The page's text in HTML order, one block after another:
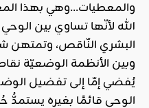
والمعطيات…وهي بهذا
الله لأنّها تساوي بين
البشري النّاقص، وتمتهن
وبين الأنظمة الوضعيّة
يُفضي إمّا إلى تفضيل
الوحي قائمًا بغيره يستمدُّ